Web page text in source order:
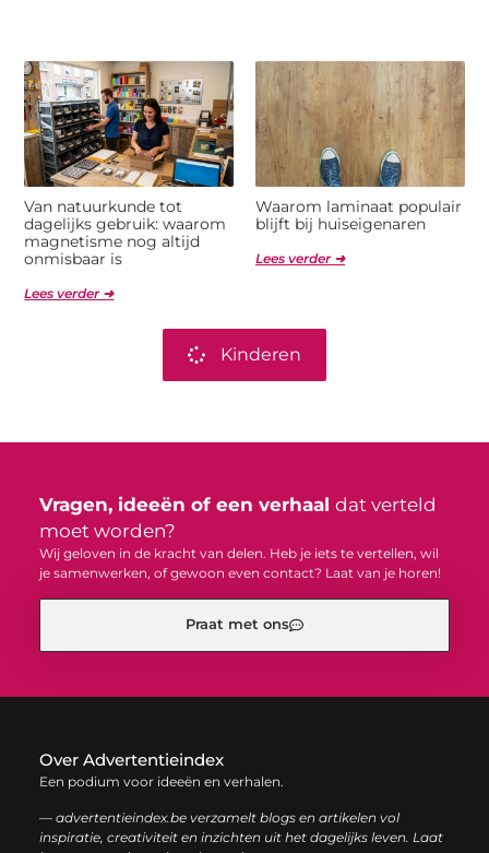
Van natuurkunde tot
dagelijks gebruik: waarom
magnetisme nog altijd
onmisbaar is
Lees verder ➜
Waarom laminaat populair
blijft bij huiseigenaren
Lees verder ➜
Kinderen
Vragen, ideeën of een verhaal dat verteld
moet worden?
Wij geloven in de kracht van delen. Heb je iets te vertellen, wil
je samenwerken, of gewoon even contact? Laat van je horen!
Praat met ons
Over Advertentieindex
Een podium voor ideeën en verhalen.
— advertentieindex.be verzamelt blogs en artikelen vol
inspiratie, creativiteit en inzichten uit het dagelijks leven. Laat